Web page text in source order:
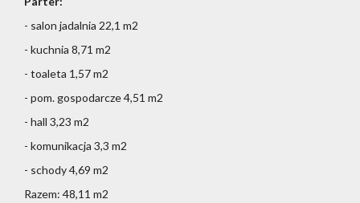
- salon jadalnia 22,1 m2
- kuchnia 8,71 m2
- toaleta 1,57 m2
- pom. gospodarcze 4,51 m2
- hall 3,23 m2
- komunikacja 3,3 m2
- schody 4,69 m2
Razem: 48,11 m2